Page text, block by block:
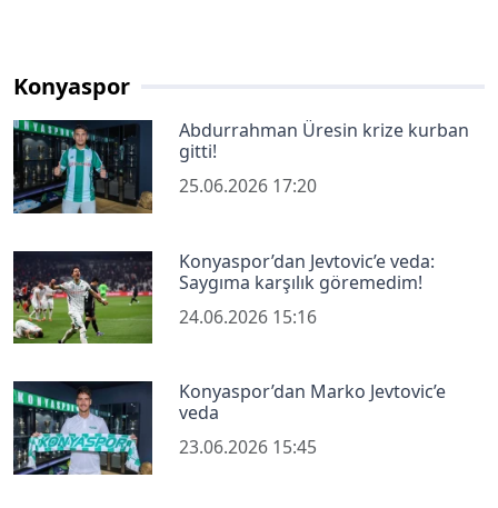
Konyaspor
Abdurrahman Üresin krize kurban
gitti!
25.06.2026 17:20
Konyaspor’dan Jevtovic’e veda:
Saygıma karşılık göremedim!
24.06.2026 15:16
Konyaspor’dan Marko Jevtovic’e
veda
23.06.2026 15:45